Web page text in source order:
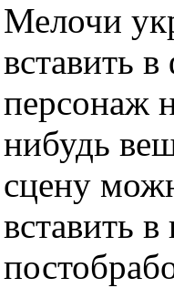
Мелочи
вставить
персонаж
нибудь
сцену
вставить